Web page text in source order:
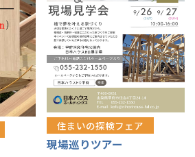
住まいの探検フェア
現場巡りツアー